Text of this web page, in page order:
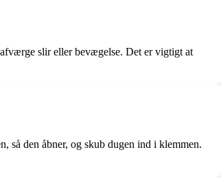
slir eller bevægelse. Det er vigtigt at
så den åbner, og skub dugen ind i klemmen.